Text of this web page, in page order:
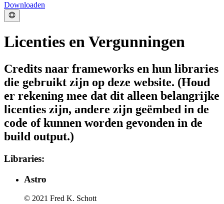
Downloaden
Licenties en Vergunningen
Credits naar frameworks en hun libraries
die gebruikt zijn op deze website. (Houd
er rekening mee dat dit alleen belangrijke
licenties zijn, andere zijn geëmbed in de
code of kunnen worden gevonden in de
build output.)
Libraries:
Astro
© 2021 Fred K. Schott